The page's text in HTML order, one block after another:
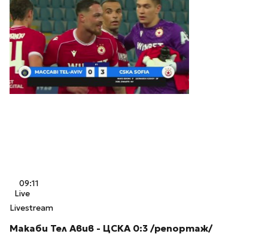
09:11
Live
Livestream
Макаби Тел Авив - ЦСКА 0:3 /репортаж/